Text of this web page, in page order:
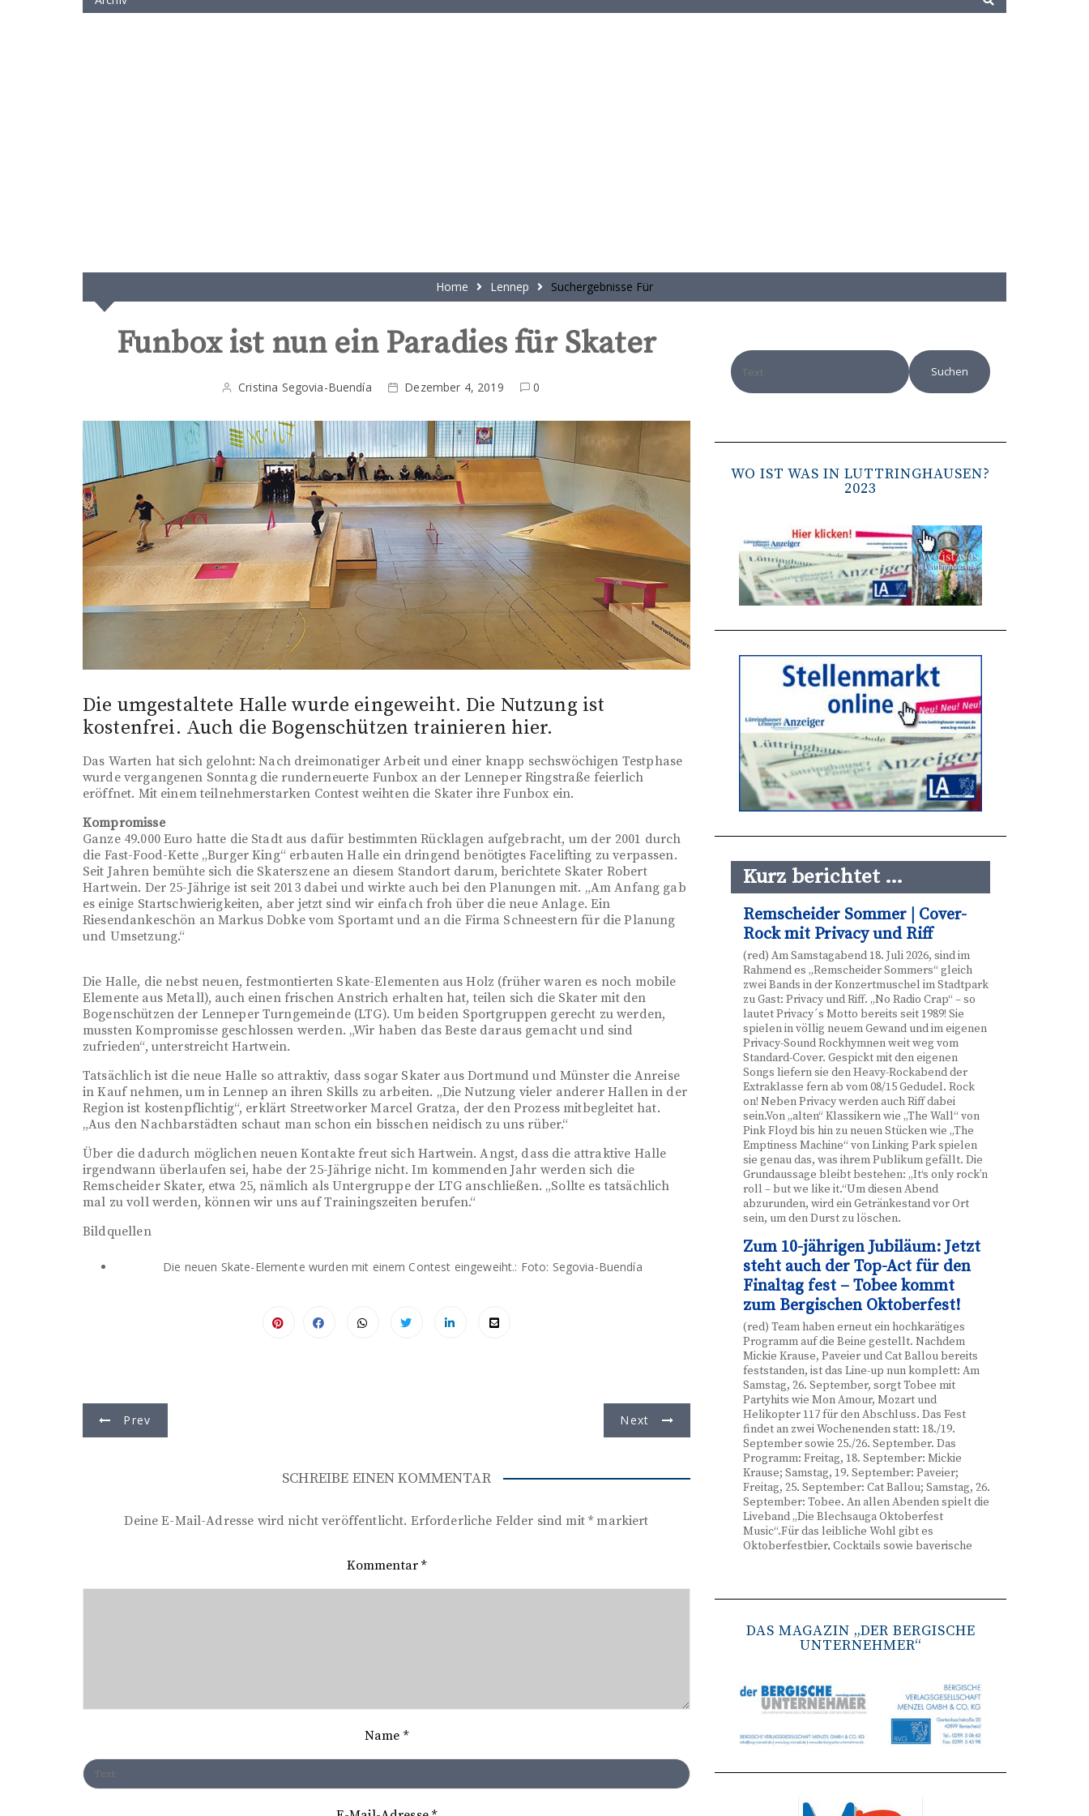
Home Lennep Suchergebnisse Für
Funbox ist nun ein Paradies für Skater
Cristina Segovia-Buendía Dezember 4, 2019 0
Die umgestaltete Halle wurde eingeweiht. Die Nutzung ist
kostenfrei. Auch die Bogenschützen trainieren hier.
Das Warten hat sich gelohnt: Nach dreimonatiger Arbeit und einer knapp sechswöchigen Testphase
wurde vergangenen Sonntag die runderneuerte Funbox an der Lenneper Ringstraße feierlich
eröffnet. Mit einem teilnehmerstarken Contest weihten die Skater ihre Funbox ein.
Kompromisse
Ganze 49.000 Euro hatte die Stadt aus dafür bestimmten Rücklagen aufgebracht, um der 2001 durch
die Fast-Food-Kette „Burger King“ erbauten Halle ein dringend benötigtes Facelifting zu verpassen.
Seit Jahren bemühte sich die Skaterszene an diesem Standort darum, berichtete Skater Robert
Hartwein. Der 25-Jährige ist seit 2013 dabei und wirkte auch bei den Planungen mit. „Am Anfang gab
es einige Startschwierigkeiten, aber jetzt sind wir einfach froh über die neue Anlage. Ein
Riesendankeschön an Markus Dobke vom Sportamt und an die Firma Schneestern für die Planung
und Umsetzung.“
Die Halle, die nebst neuen, festmontierten Skate-Elementen aus Holz (früher waren es noch mobile
Elemente aus Metall), auch einen frischen Anstrich erhalten hat, teilen sich die Skater mit den
Bogenschützen der Lenneper Turngemeinde (LTG). Um beiden Sportgruppen gerecht zu werden,
mussten Kompromisse geschlossen werden. „Wir haben das Beste daraus gemacht und sind
zufrieden“, unterstreicht Hartwein.
Tatsächlich ist die neue Halle so attraktiv, dass sogar Skater aus Dortmund und Münster die Anreise
in Kauf nehmen, um in Lennep an ihren Skills zu arbeiten. „Die Nutzung vieler anderer Hallen in der
Region ist kostenpflichtig“, erklärt Streetworker Marcel Gratza, der den Prozess mitbegleitet hat.
„Aus den Nachbarstädten schaut man schon ein bisschen neidisch zu uns rüber.“
Über die dadurch möglichen neuen Kontakte freut sich Hartwein. Angst, dass die attraktive Halle
irgendwann überlaufen sei, habe der 25-Jährige nicht. Im kommenden Jahr werden sich die
Remscheider Skater, etwa 25, nämlich als Untergruppe der LTG anschließen. „Sollte es tatsächlich
mal zu voll werden, können wir uns auf Trainingszeiten berufen.“
Bildquellen
Die neuen Skate-Elemente wurden mit einem Contest eingeweiht.: Foto: Segovia-Buendía
e
g
i
a
Prev Next
SCHREIBE EINEN KOMMENTAR
Deine E-Mail-Adresse wird nicht veröffentlicht. Erforderliche Felder sind mit*markiert
Kommentar*
Name *
WO IST WAS IN LÜTTRINGHAUSEN?
2023
Kurz berichtet …
Remscheider Sommer | Cover-
Rock mit Privacy und Riff
(red) Am Samstagabend 18. Juli 2026, sind im
Rahmend es „Remscheider Sommers“ gleich
zwei Bands in der Konzertmuschel im Stadtpark
zu Gast: Privacy und Riff. „No Radio Crap“ – so
lautet Privacy´s Motto bereits seit 1989! Sie
spielen in völlig neuem Gewand und im eigenen
Privacy-Sound Rockhymnen weit weg vom
Standard-Cover. Gespickt mit den eigenen
Songs liefern sie den Heavy-Rockabend der
Extraklasse fern ab vom 08/15 Gedudel. Rock
on! Neben Privacy werden auch Riff dabei
sein.Von „alten“ Klassikern wie „The Wall“ von
Pink Floyd bis hin zu neuen Stücken wie „The
Emptiness Machine“ von Linking Park spielen
sie genau das, was ihrem Publikum gefällt. Die
Grundaussage bleibt bestehen: „It‘s only rock’n
roll – but we like it.“Um diesen Abend
abzurunden, wird ein Getränkestand vor Ort
sein, um den Durst zu löschen.
Zum 10-jährigen Jubiläum: Jetzt
steht auch der Top-Act für den
Finaltag fest – Tobee kommt
zum Bergischen Oktoberfest!
(red) Team haben erneut ein hochkarätiges
Programm auf die Beine gestellt. Nachdem
Mickie Krause, Paveier und Cat Ballou bereits
feststanden, ist das Line-up nun komplett: Am
Samstag, 26. September, sorgt Tobee mit
Partyhits wie Mon Amour, Mozart und
Helikopter 117 für den Abschluss. Das Fest
findet an zwei Wochenenden statt: 18./19.
September sowie 25./26. September. Das
Programm: Freitag, 18. September: Mickie
Krause; Samstag, 19. September: Paveier;
Freitag, 25. September: Cat Ballou; Samstag, 26.
September: Tobee. An allen Abenden spielt die
Liveband „Die Blechsauga Oktoberfest
Music“.Für das leibliche Wohl gibt es
Oktoberfestbier, Cocktails sowie bayerische
www.bergisches-oktoberfest.de sowie über die
Remscheid stärkt Krisenvorsorge
Remscheid trainieren Krisenstabsarbeit am
Institut der Feuerwehr NRW in Münster.
Wie funktioniert die Zusammenarbeit im
Krisenfall? Welche Entscheidungen müssen
unter Zeitdruck getroffen werden? Und wie
bestmöglich geschützt werden? Mit diesen und
Mitarbeitende der Stadt Remscheid Ende Juni in
DAS MAGAZIN „DER BERGISCHE
UNTERNEHMER“